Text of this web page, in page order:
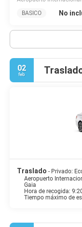
BASICO
No
02
feb
Traslado - Privado:
Aeropuerto
Gaia
Hora de recogida:
Tiempo máximo de